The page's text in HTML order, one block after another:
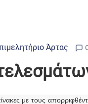
Άρτας
με τους